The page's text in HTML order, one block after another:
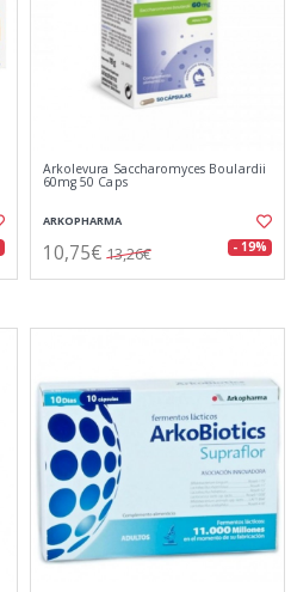
Arkolevura Saccharomyces Boulardii
60mg 50 Caps
ARKOPHARMA
10,75€ 13,26€ - 19%